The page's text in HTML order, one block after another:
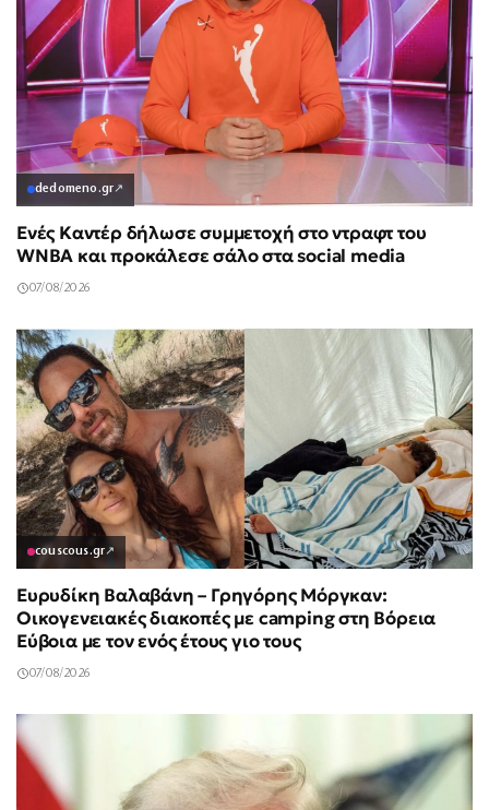
dedomeno.gr↗
Ενές Καντέρ δήλωσε συμμετοχή στο ντραφτ του
WNBA και προκάλεσε σάλο στα social media
07/08/2026
couscous.gr↗
Ευρυδίκη Βαλαβάνη – Γρηγόρης Μόργκαν:
Οικογενειακές διακοπές με camping στη Βόρεια
Εύβοια με τον ενός έτους γιο τους
07/08/2026